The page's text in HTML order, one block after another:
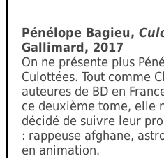
Pénélope Bagieu,
Gallimard, 2017
On ne présente plus
Culottées. Tout comme
auteures de BD en
ce deuxième tome, elle
décidé de suivre leur
: rappeuse afghane,
en animation.